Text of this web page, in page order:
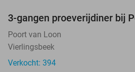
3-gangen proeverijdiner bij
Poort van Loon
Vierlingsbeek
Verkocht: 394